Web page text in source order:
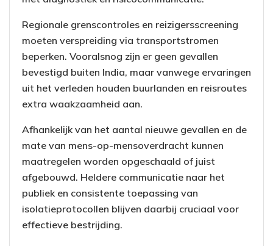
Regionale grenscontroles en reizigersscreening
moeten verspreiding via transportstromen
beperken. Vooralsnog zijn er geen gevallen
bevestigd buiten India, maar vanwege ervaringen
uit het verleden houden buurlanden en reisroutes
extra waakzaamheid aan.
Afhankelijk van het aantal nieuwe gevallen en de
mate van mens-op-mensoverdracht kunnen
maatregelen worden opgeschaald of juist
afgebouwd. Heldere communicatie naar het
publiek en consistente toepassing van
isolatieprotocollen blijven daarbij cruciaal voor
effectieve bestrijding.